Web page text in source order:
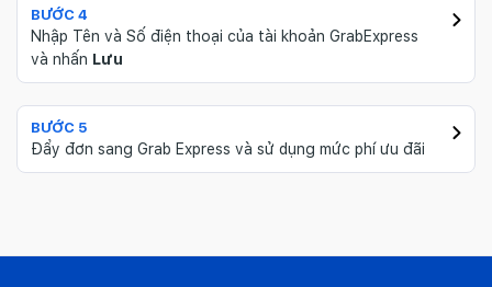
BƯỚC 4
Nhập Tên và Số điện thoại của tài khoản GrabExpress
và nhấn Lưu
BƯỚC 5
Đẩy đơn sang Grab Express và sử dụng mức phí ưu đãi